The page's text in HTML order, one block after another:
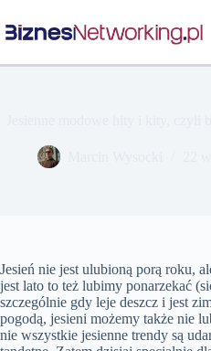
do
treści
Jesień nie jest ulubioną porą roku,
jest lato to też lubimy ponarzekać
szczególnie gdy leje deszcz i jest
pogodą, jesieni możemy także nie
nie wszystkie jesienne trendy są